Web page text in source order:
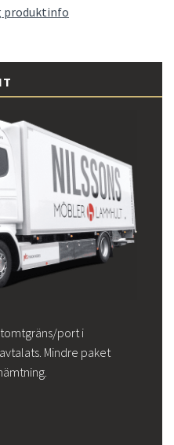
produktinfo
port i
Mindre paket